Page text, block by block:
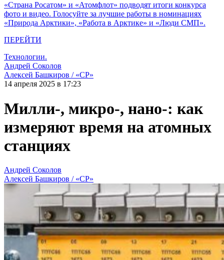
«Страна Росатом» и «Атомфлот» подводят итоги конкурса
фото и видео. Голосуйте за лучшие работы в номинациях
«Природа Арктики», «Работа в Арктике» и «Люди СМП».
ПЕРЕЙТИ
Технологии.
Андрей Соколов
Алексей Башкиров / «СР»
14 апреля 2025 в 17:23
Милли-, микро-, нано-: как
измеряют время на атомных
станциях
Андрей Соколов
Алексей Башкиров / «СР»